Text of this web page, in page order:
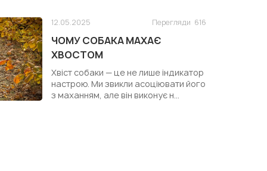
12.05.2025 Перегляди 616
ЧОМУ СОБАКА МАХАЄ
ХВОСТОМ
Хвіст собаки — це не лише індикатор
настрою. Ми звикли асоціювати його
з маханням, але він виконує н...